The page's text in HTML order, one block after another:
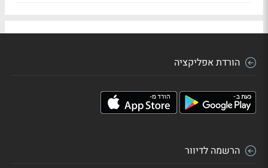
הורדת אפליקציה
הרשמה לדיוור